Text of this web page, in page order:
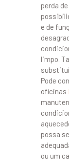
perda
e de
limpo.
Pode
oficinas
possa
ou um